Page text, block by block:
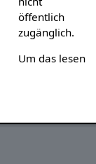
öffentlich
zugänglich.
Um das lesen